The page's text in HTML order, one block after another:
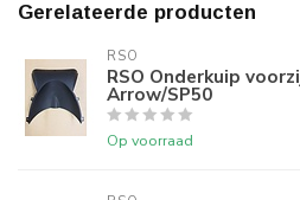
Gerelateerde producten
RSO
RSO Onderkuip
Arrow/SP50
Op voorraad